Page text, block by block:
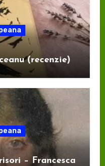
(recenzie)
– Francesca